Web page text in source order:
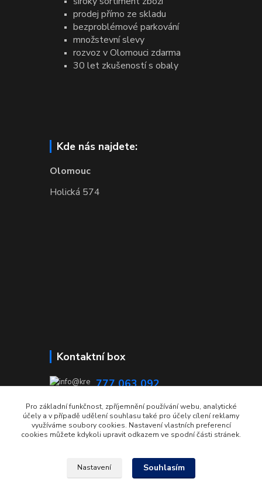
prodej přímo ze skladu
bezproblémové parkování
množstevní slevy
rozvoz v Olomouci zdarma
30 let zkušeností s obaly
Kde nás najdete:
Olomouc
Holická 574
Kontaktní box
777 063 092
info@krecmer.cz
Pro základní funkčnost, zpříjemnění používání webu, analytické
účely a v případě udělení souhlasu také pro účely cílení reklamy
využíváme soubory cookies. Nastavení vlastních preferencí
cookies můžete kdykoli upravit odkazem ve spodní části stránek.
Nastavení Souhlasím